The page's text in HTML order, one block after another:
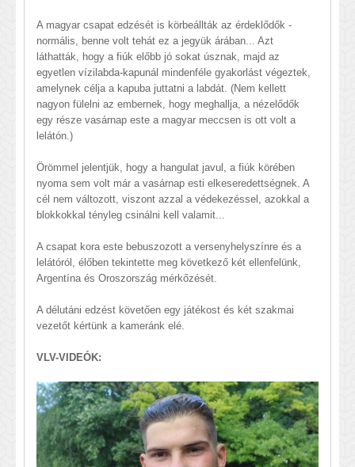
A magyar csapat edzését is körbeállták az érdeklődők -
normális, benne volt tehát ez a jegyük árában... Azt
láthatták, hogy a fiúk előbb jó sokat úsznak, majd az
egyetlen vízilabda-kapunál mindenféle gyakorlást végeztek,
amelynek célja a kapuba juttatni a labdát. (Nem kellett
nagyon fülelni az embernek, hogy meghallja, a nézelődők
egy része vasárnap este a magyar meccsen is ott volt a
lelátón.)
Örömmel jelentjük, hogy a hangulat javul, a fiúk körében
nyoma sem volt már a vasárnap esti elkeseredettségnek. A
cél nem változott, viszont azzal a védekezéssel, azokkal a
blokkokkal tényleg csinálni kell valamit...
A csapat kora este bebuszozott a versenyhelyszínre és a
lelátóról, élőben tekintette meg következő két ellenfelünk,
Argentína és Oroszország mérkőzését.
A délutáni edzést követően egy játékost és két szakmai
vezetőt kértünk a kameránk elé.
VLV-VIDEÓK: